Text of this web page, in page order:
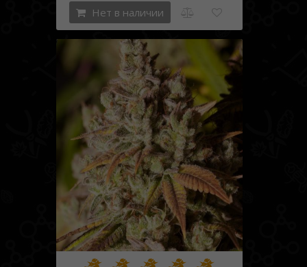
Нет в наличии